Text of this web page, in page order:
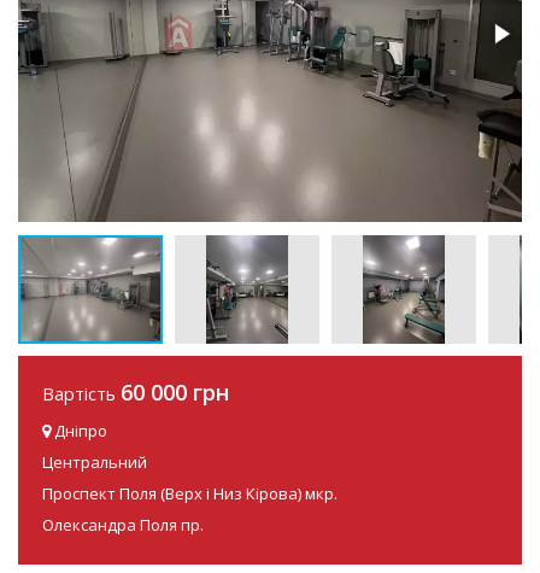
Вартість 60 000 грн
Дніпро
Центральний
Проспект Поля (Верх і Низ Кірова) мкр.
Олександра Поля пр.